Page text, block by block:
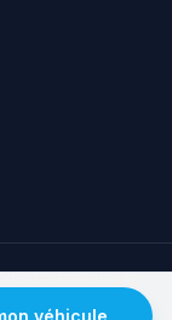
formateur· ©
véhicule